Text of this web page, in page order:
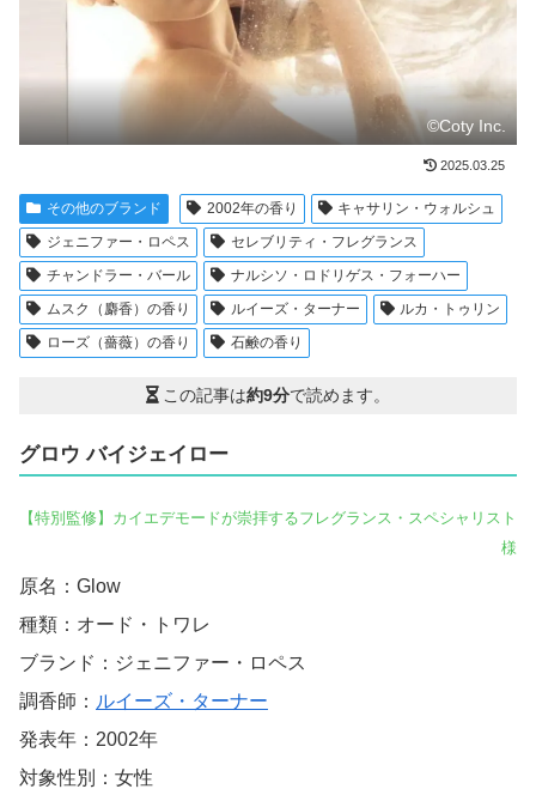
©Coty Inc.
2025.03.25
その他のブランド 2002年の香り
キャサリン・ウォルシュ
ジェニファー・ロペス
セレブリティ・フレグランス
チャンドラー・バール
ナルシソ・ロドリゲス・フォーハー
ムスク（麝香）の香り
ルイーズ・ターナー
ルカ・トゥリン
ローズ（薔薇）の香り
石鹸の香り
この記事は約9分で読めます。
グロウ バイジェイロー
【特別監修】カイエデモードが崇拝するフレグランス・スペシャリスト
様
原名：Glow
種類：オード・トワレ
ブランド：ジェニファー・ロペス
調香師： ルイーズ・ターナー
発表年：2002年
対象性別：女性